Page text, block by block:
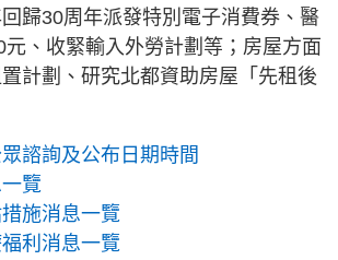
歸30周年派發特別電子消費券、醫
、收緊輸入外勞計劃等；房屋方面
計劃、研究北都資助房屋「先租後
諮詢及公布日期時間
覽
施消息一覽
利消息一覽